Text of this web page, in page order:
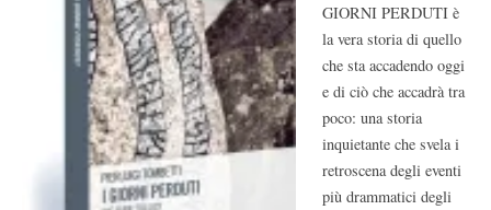
GIORNI PERDUTI è
la vera storia di quello
che sta accadendo oggi
e di ciò che accadrà tra
poco: una storia
inquietante che svela i
retroscena degli eventi
più drammatici degli